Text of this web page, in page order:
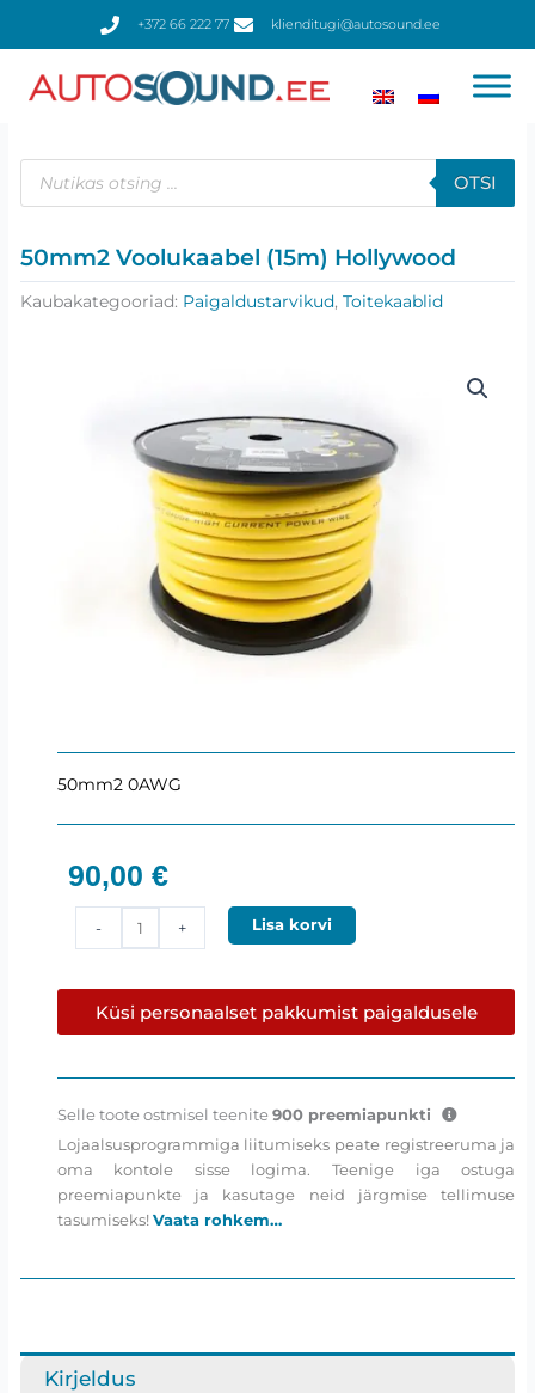
+372 66 222 77 klienditugi@autosound.ee
Products
search
OTSI
50mm2 Voolukaabel (15m) Hollywood
Kaubakategooriad: Paigaldustarvikud, Toitekaablid
50mm2 0AWG
90,00 €
-
Voolukaabel
Hollywood
kogus
+ Lisa korvi
Küsi personaalset pakkumist paigaldusele
Selle toote ostmisel teenite 900preemiapunkti
Lojaalsusprogrammiga liitumiseks peate registreeruma ja
oma kontole sisse logima. Teenige iga ostuga
preemiapunkte ja kasutage neid järgmise tellimuse
tasumiseks!Vaata rohkem…
Kirjeldus